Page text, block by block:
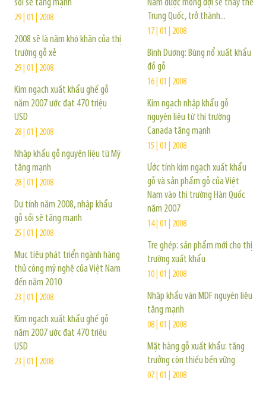
sồi sẽ tăng mạnh
29 | 01 | 2008
2008 sẽ là năm khó khăn của thị
trường gỗ xẻ
29 | 01 | 2008
Kim ngạch xuất khẩu ghế gỗ
năm 2007 ước đạt 470 triệu
USD
28 | 01 | 2008
Nhập khẩu gỗ nguyên liệu từ Mỹ
tăng mạnh
28 | 01 | 2008
Dự tính năm 2008, nhập khẩu
gỗ sồi sẽ tăng mạnh
25 | 01 | 2008
Mục tiêu phát triển ngành hàng
thủ công mỹ nghệ của Việt Nam
đến năm 2010
23 | 01 | 2008
Kim ngạch xuất khẩu ghế gỗ
năm 2007 ước đạt 470 triệu
USD
23 | 01 | 2008
Nam được mong đợi sẽ thay thế
Trung Quốc, trở thành...
17 | 01 | 2008
Bình Dương: Bùng nổ xuất khẩu
đồ gỗ
16 | 01 | 2008
Kim ngạch nhập khẩu gỗ
nguyên liệu từ thị trường
Canada tăng mạnh
15 | 01 | 2008
Ước tính kim ngạch xuất khẩu
gỗ và sản phẩm gỗ của Việt
Nam vào thị trường Hàn Quốc
năm 2007
14 | 01 | 2008
Tre ghép: sản phẩm mới cho thị
trường xuất khẩu
10 | 01 | 2008
Nhập khẩu ván MDF nguyên liệu
tăng mạnh
08 | 01 | 2008
Mặt hàng gỗ xuất khẩu: tăng
trưởng còn thiếu bền vững
07 | 01 | 2008